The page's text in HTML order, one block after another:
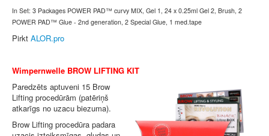
In Set: 3 Packages POWER PAD™ curvy MIX, Gel 1, 24 x 0.25ml Gel 2, Brush, 2
POWER PAD™ Glue - 2nd generation, 2 Special Glue, 1 med.tape
Pirkt ALOR.pro
Wimpernwelle BROW LIFTING KIT
Paredzēts aptuveni 15 Brow
Lifting procedūrām (patēriņš
atkarīgs no uzacu biezuma).
Brow Lifting procedūra padara